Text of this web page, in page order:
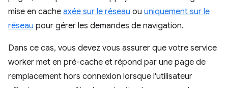
mise en cache axée sur le réseau ou uniquement sur le
réseau pour gérer les demandes de navigation.
Dans ce cas, vous devez vous assurer que votre service
worker met en pré-cache et répond par une page de
remplacement hors connexion lorsque l'utilisateur